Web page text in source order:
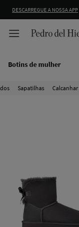
DESCARREGUE A NOSSA APP
Botins de mulher
Sapatilhas Calcanhar